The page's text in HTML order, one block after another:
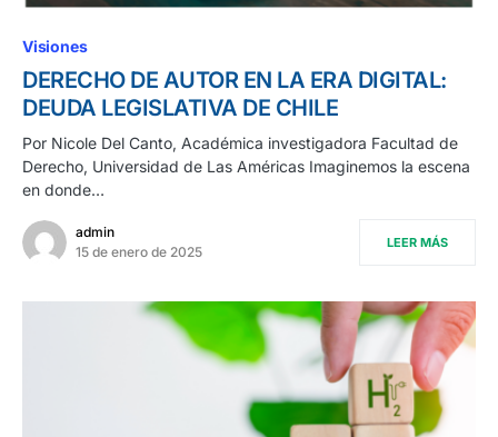
Visiones
DERECHO DE AUTOR EN LA ERA DIGITAL:
DEUDA LEGISLATIVA DE CHILE
Por Nicole Del Canto, Académica investigadora Facultad de
Derecho, Universidad de Las Américas Imaginemos la escena
en donde…
admin
15 de enero de 2025
LEER MÁS